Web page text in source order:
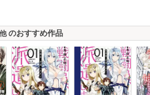
のおすすめ作品